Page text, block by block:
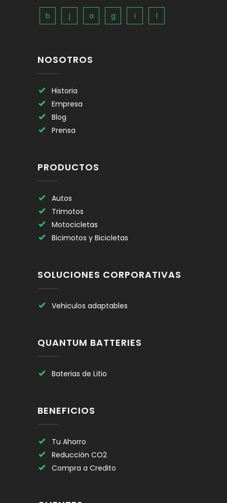
NOSOTROS
Historia
Empresa
Blog
Prensa
PRODUCTOS
Autos
Trimotos
Motocicletas
Bicimotos y Bicicletas
SOLUCIONES CORPORATIVAS
Vehiculos adaptables
QUANTUM BATTERIES
Baterias de Litio
BENEFICIOS
Tu Ahorro
Reducción CO2
Compra a Credito